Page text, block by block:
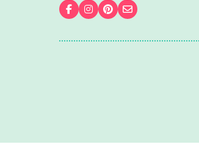
Volg ons op Facebook
Volg ons op Instagram
Volg ons op Pinterest
Mail ons